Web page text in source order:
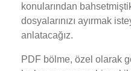
konularından
dosyalarınızı ayırmak
anlatacağız.
PDF bölme, özel olarak